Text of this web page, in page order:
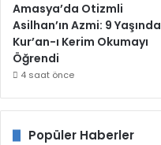
Amasya’da Otizmli
Asilhan’ın Azmi: 9 Yaşında
Kur’an-ı Kerim Okumayı
Öğrendi
4 saat önce
Popüler Haberler